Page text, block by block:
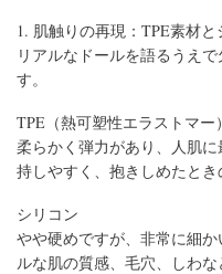
1. 肌触りの再現：TPE素材
リアルなドールを語るうえ
す。
TPE（熱可塑性エラストマー）
柔らかく弾力があり、人肌
持しやすく、抱きしめたとき
シリコン
やや硬めですが、非常に細
ルな肌の質感、毛穴、しわ